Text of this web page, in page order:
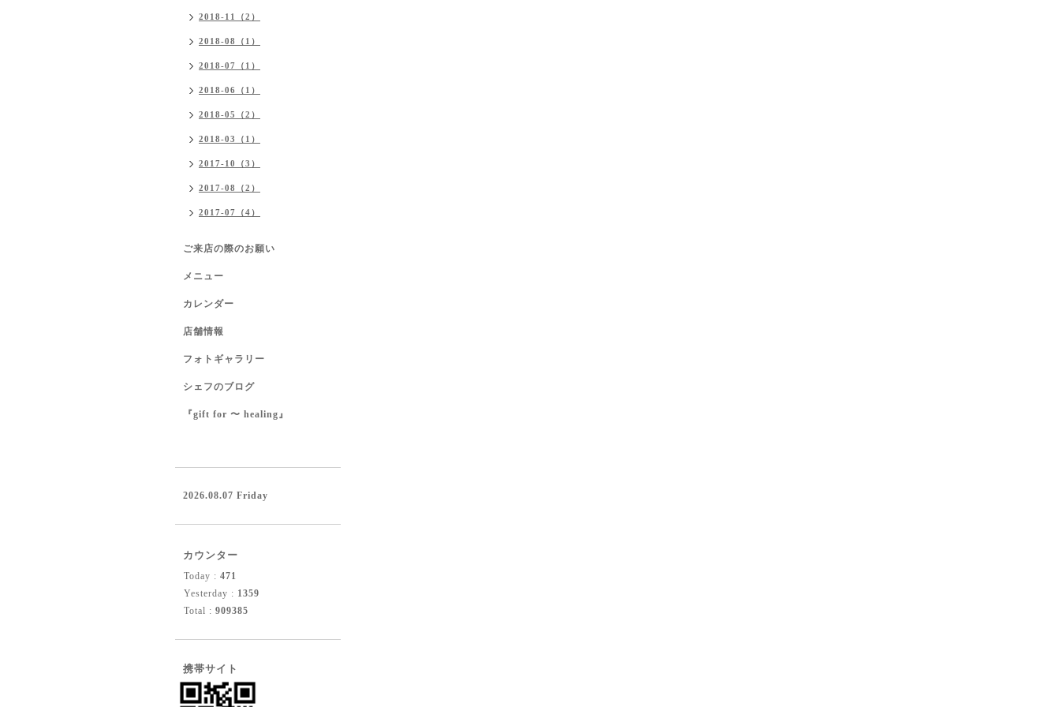
2018-11（2）
2018-08（1）
2018-07（1）
2018-06（1）
2018-05（2）
2018-03（1）
2017-10（3）
2017-08（2）
2017-07（4）
ご来店の際のお願い
メニュー
カレンダー
店舗情報
フォトギャラリー
シェフのブログ
『gift for 〜 healing』
2026.08.07 Friday
カウンター
Today : 471
Yesterday : 1359
Total : 909385
携帯サイト